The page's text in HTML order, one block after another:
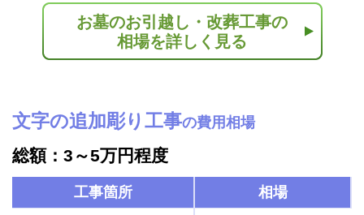
お墓のお引越し・改葬工事の
相場を詳しく見る
文字の追加彫り工事の費用相場
総額：3～5万円程度
工事箇所
相場